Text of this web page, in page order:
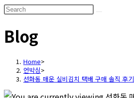
search
Search
website
Blog
Home>
언박싱>
선화동 매운 실비김치 택배 구매 솔직 후기